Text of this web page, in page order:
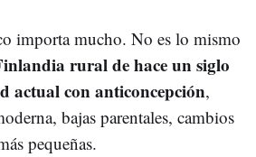
importa mucho. No es lo mismo
rural de hace un siglo
actual con anticoncepción,
bajas parentales, cambios
pequeñas.